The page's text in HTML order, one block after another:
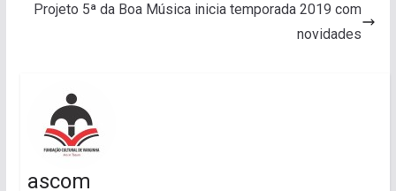
Projeto 5ª da Boa Música inicia temporada 2019 com
novidades
ascom